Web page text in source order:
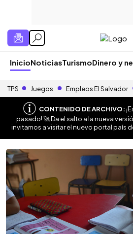
InicioNoticiasTurismoDinero y
TPS Juegos Empleos El Salvador
CONTENIDO DE ARCHIVO:
pasado! 🚀 Da el salto a la nueva
invitamos a visitar el nuevo portal país